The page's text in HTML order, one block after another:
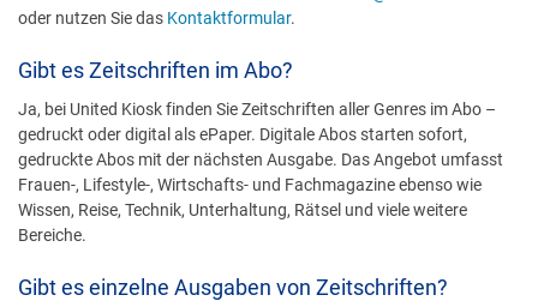
oder nutzen Sie das Kontaktformular.
Gibt es Zeitschriften im Abo?
Ja, bei United Kiosk finden Sie Zeitschriften aller Genres im Abo –
gedruckt oder digital als ePaper. Digitale Abos starten sofort,
gedruckte Abos mit der nächsten Ausgabe. Das Angebot umfasst
Frauen-, Lifestyle-, Wirtschafts- und Fachmagazine ebenso wie
Wissen, Reise, Technik, Unterhaltung, Rätsel und viele weitere
Bereiche.
Gibt es einzelne Ausgaben von Zeitschriften?